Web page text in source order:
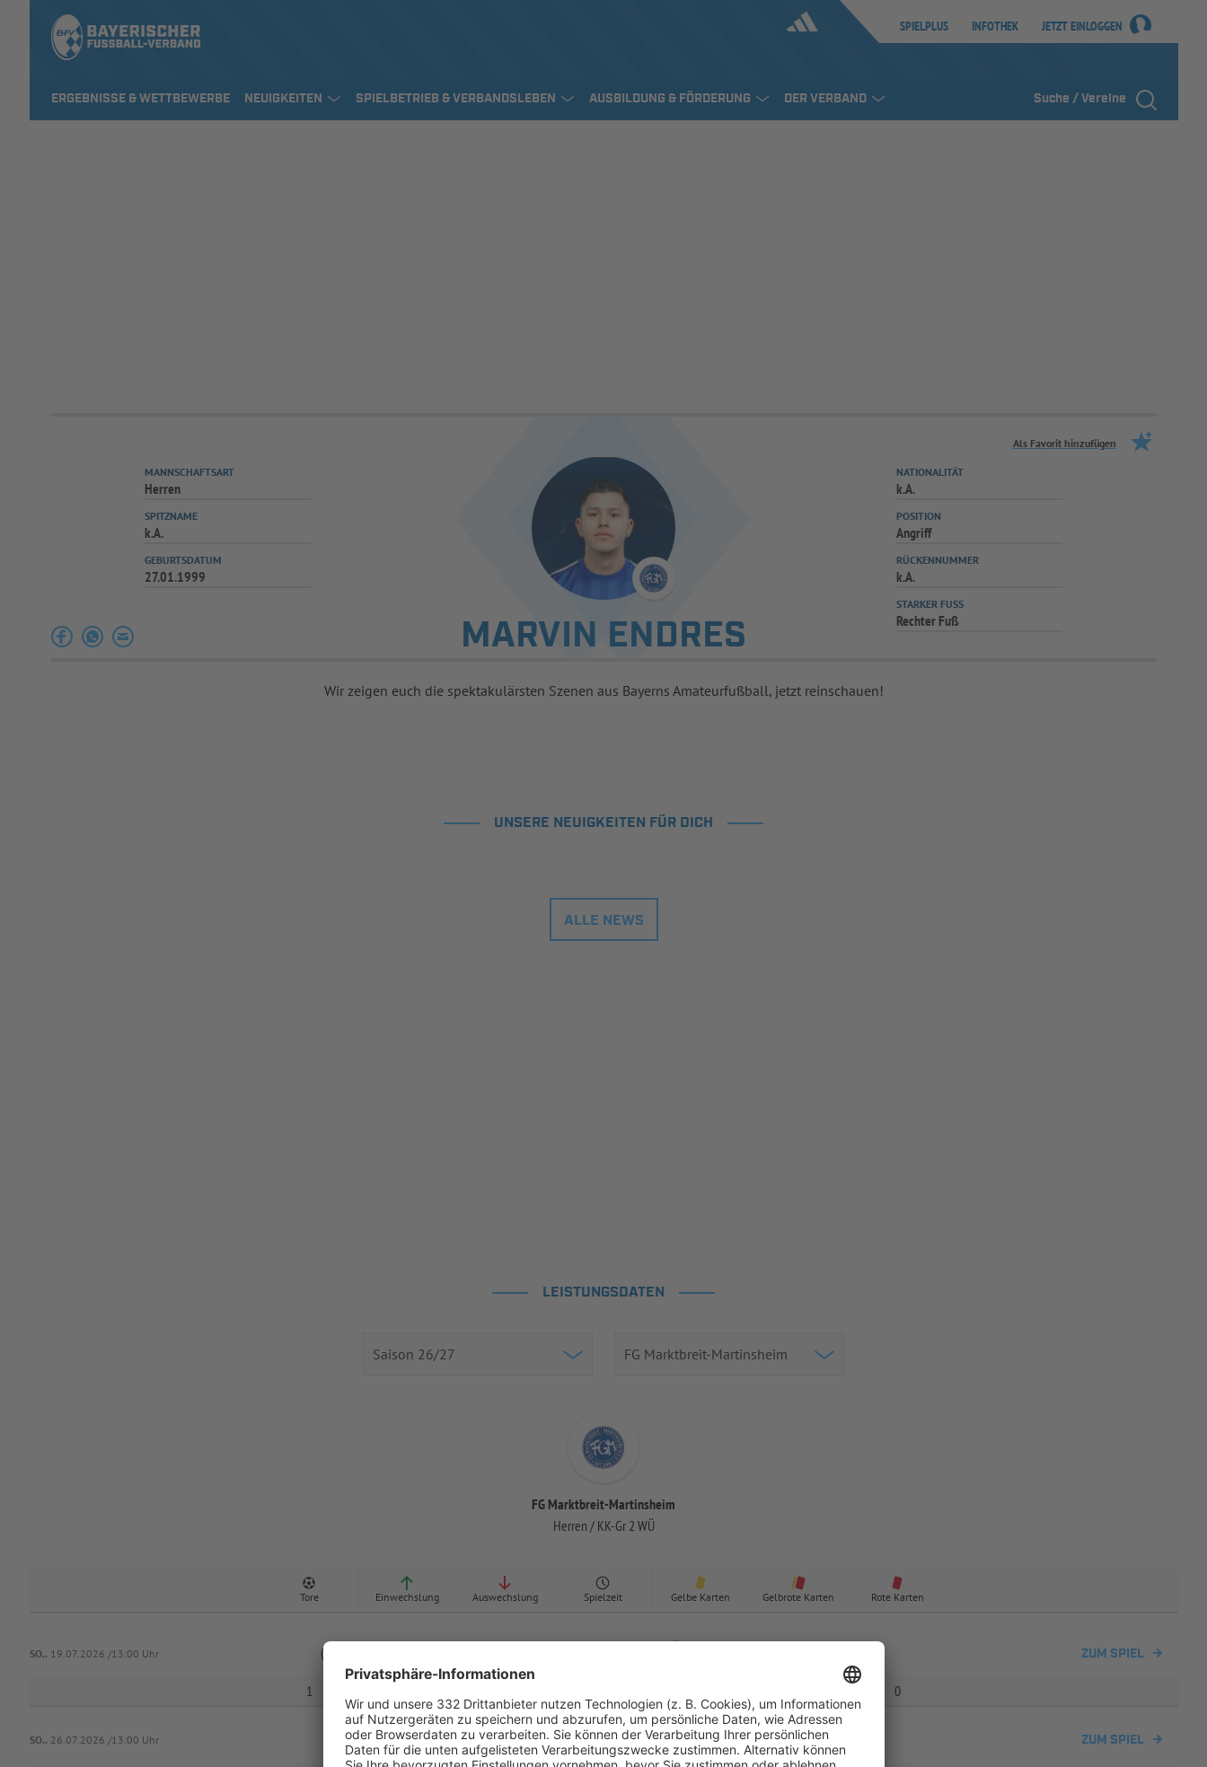
SPIELPLUS INFOTHEK JETZT EINLOGGEN
ERGEBNISSE & WETTBEWERBE NEUIGKEITEN SPIELBETRIEB & VERBANDSLEBEN AUSBILDUNG & FÖRDERUNG DER VERBAND Suche / Vereine
Als Favorit hinzufügen
MARVIN ENDRES
MANNSCHAFTSART
Herren
SPITZNAME
k.A.
GEBURTSDATUM
27.01.1999
NATIONALITÄT
k.A.
POSITION
Angriff
RÜCKENNUMMER
k.A.
STARKER FUSS
Rechter Fuß
Wir zeigen euch die spektakulärsten Szenen aus Bayerns Amateurfußball, jetzt reinschauen!
UNSERE NEUIGKEITEN FÜR DICH
ALLE NEWS
LEISTUNGSDATEN
FG Marktbreit-Martinsheim
Herren / KK-Gr 2 WÜ
Tore Einwechslung Auswechslung Spielzeit Gelbe Karten Gelbrote Karten Rote Karten
SO.. 19.07.2026 /13:00 Uhr (SG 1) SV Sonderhofen- ZUM SPIEL
1 0
SO.. 26.07.2026 /13:00 Uhr FG Marktbreit-Martinsheim :
( :  )
TSV Mainbernheim ZUM SPIEL